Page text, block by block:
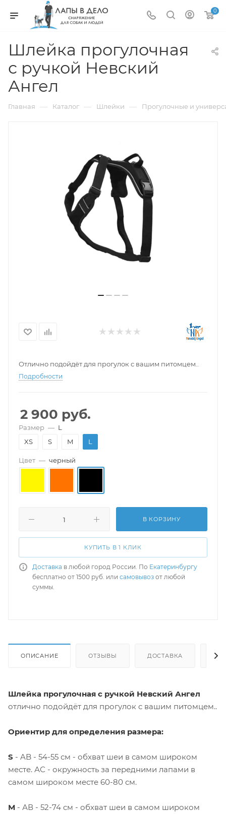
0
Шлейка прогулочная
с ручкой Невский
Ангел
Главная — Каталог — Шлейки — Прогулочные и
Отлично подойдёт для прогулок с вашим питомцем..
Подробности
2 900 руб.
Размер — L
XS
S M L
Цвет — черный
В КОРЗИНУ
КУПИТЬ В 1 КЛИК
Доставка в любой город России. По Екатеринбургу
бесплатно от 1500 руб. или самовывоз от любой
суммы.
ОПИСАНИЕ ОТЗЫВЫ ДОСТАВКА
Шлейка прогулочная с ручкой Невский Ангел
отлично подойдёт для прогулок с вашим питомцем..
Ориентир для определения размера:
S - AB - 54-55 см - обхват шеи в самом широком
месте. АС - окружность за передними лапами в
самом широком месте 60-80 см.
М - АВ - 52-74 см - обхват шеи в самом широком